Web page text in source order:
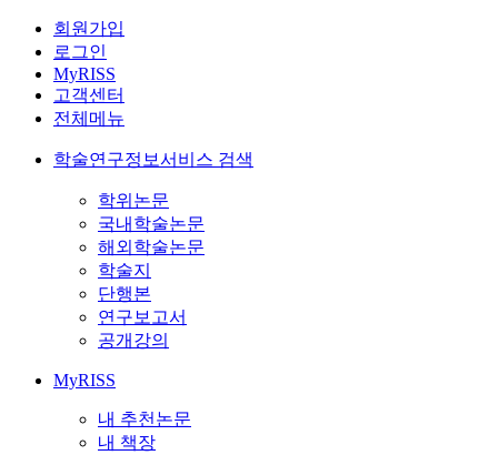
회원가입
로그인
MyRISS
고객센터
전체메뉴
학술연구정보서비스 검색
학위논문
국내학술논문
해외학술논문
학술지
단행본
연구보고서
공개강의
MyRISS
내 추천논문
내 책장